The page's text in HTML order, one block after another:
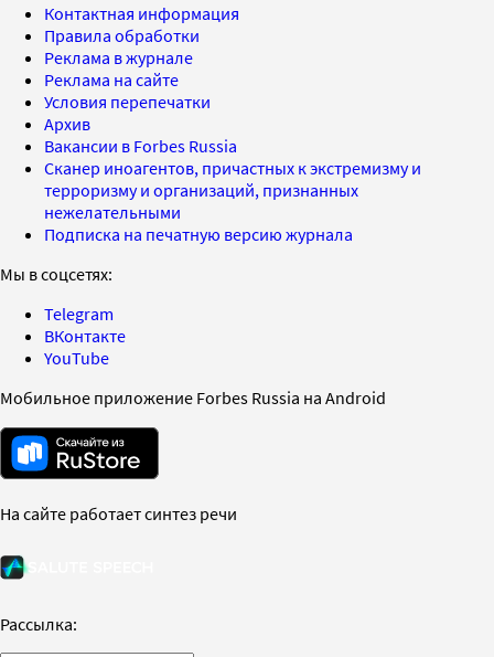
Контактная информация
Правила обработки
Реклама в журнале
Реклама на сайте
Условия перепечатки
Архив
Вакансии в Forbes Russia
Сканер иноагентов, причастных к экстремизму и
терроризму и организаций, признанных
нежелательными
Подписка на печатную версию журнала
Мы в соцсетях:
Telegram
ВКонтакте
YouTube
Мобильное приложение Forbes Russia на Android
На сайте работает синтез речи
Рассылка: